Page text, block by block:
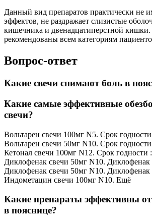
Данный вид препаратов практически не
эффектов, не раздражает слизистые
кишечника и двенадцатиперстной
рекомендованы всем категориям
Вопрос-ответ
Какие свечи снимают боль в
Какие самые эффективные
свечи?
Вольтарен свечи 100мг N5. Срок
Вольтарен свечи 50мг N10. Срок
Кетонал свечи 100мг N12. Срок годности
Диклофенак свечи 50мг N10. Диклофенак
Диклофенак свечи 50мг N10. Диклофенак
Индометацин свечи 100мг N10. Ещё
Какие препараты эффективны
в пояснице?